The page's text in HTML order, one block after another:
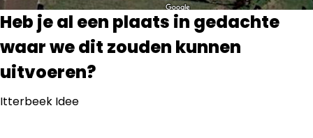
Heb je al een plaats in gedachte
waar we dit zouden kunnen
uitvoeren?
Itterbeek Idee